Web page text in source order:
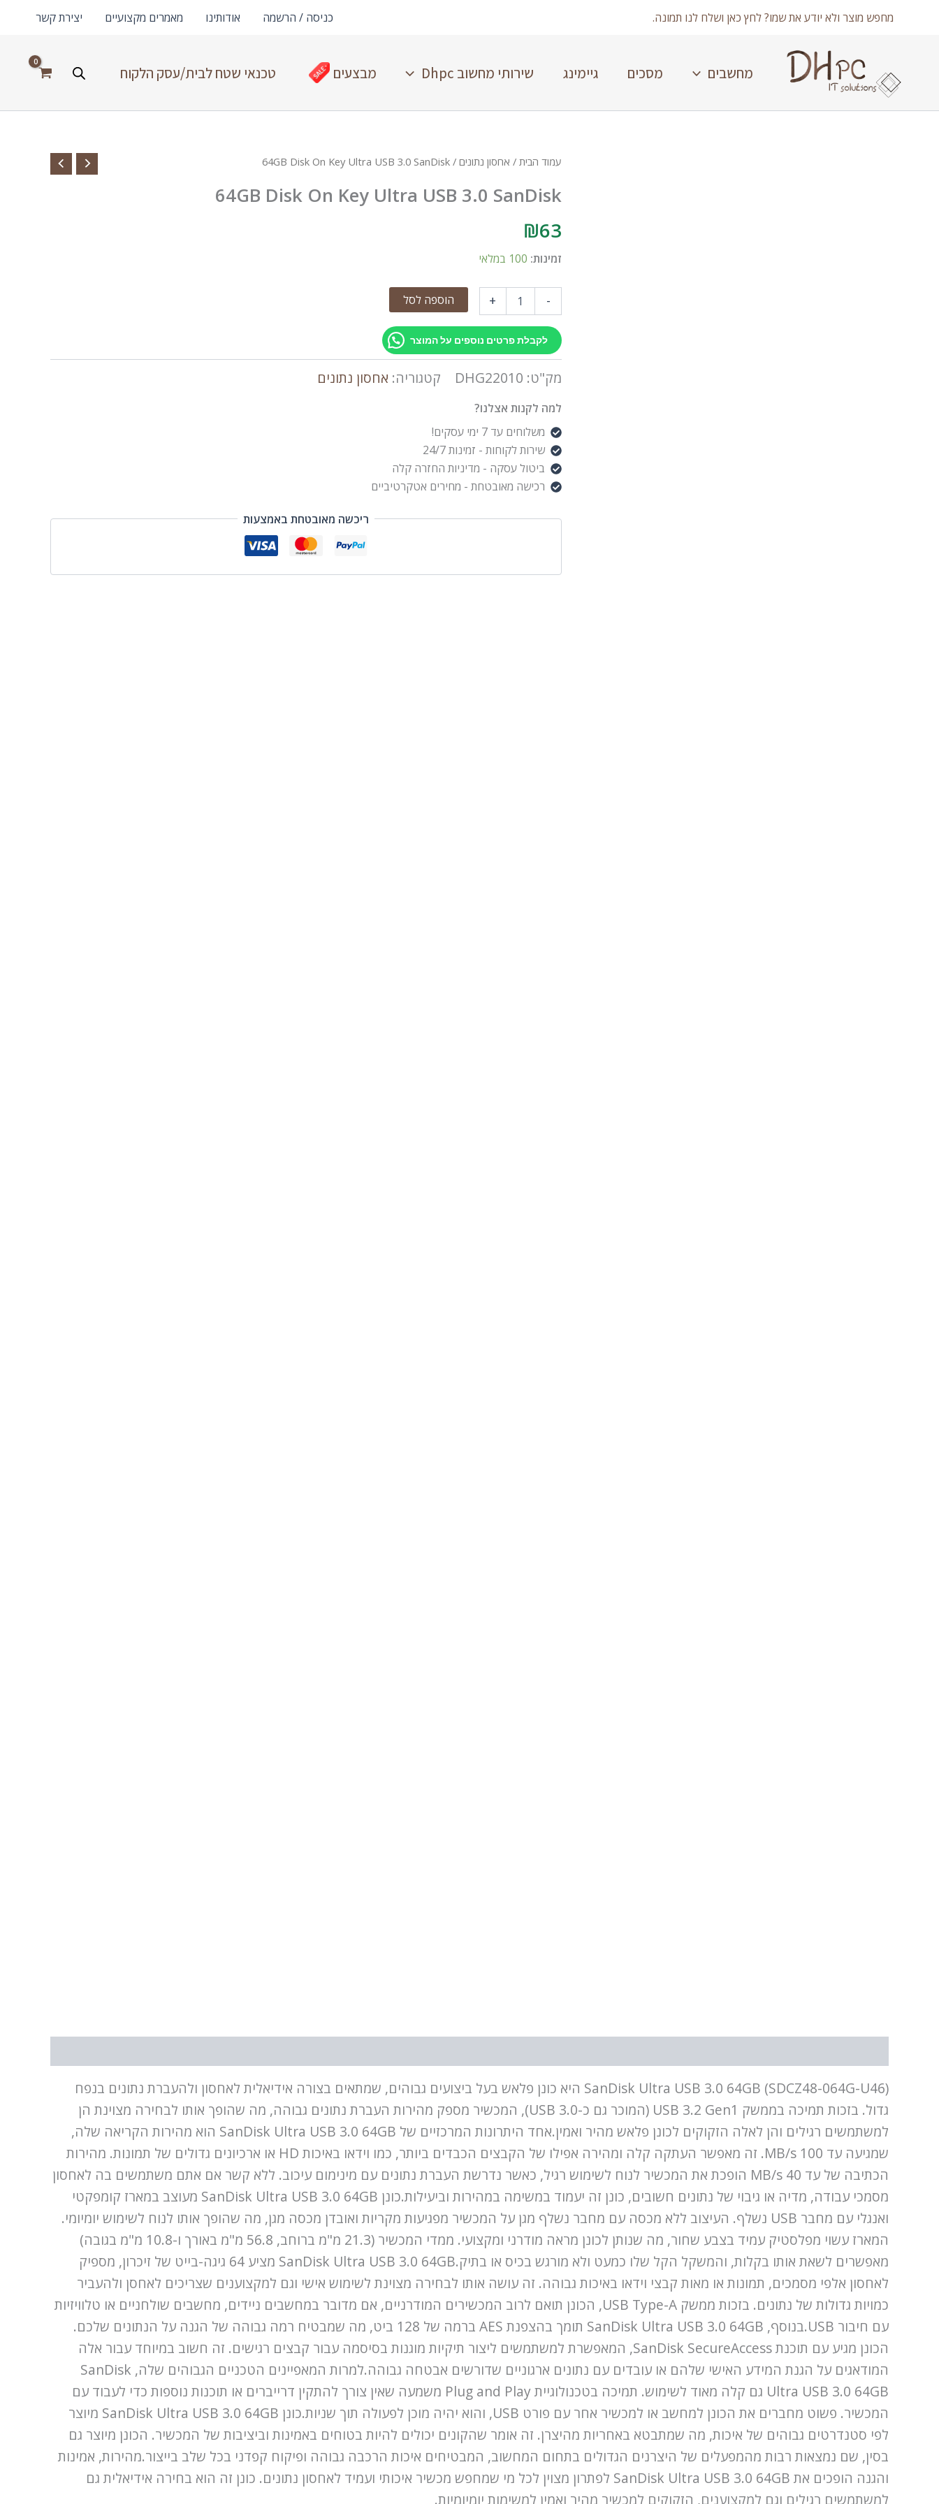
מחפש מוצר ולא יודע את שמו? לחץ כאן ושלח לנו תמונה. כניסה / הרשמה אודותינו מאמרים מקצועיים יצירת קשר
מחשבים מסכים גיימינג שירותי מחשוב Dhpc מבצעים טכנאי שטח לבית/עסק הלקוח
עמוד הבית / אחסון נתונים / 64GB Disk On Key Ultra USB 3.0 SanDisk
64GB Disk On Key Ultra USB 3.0 SanDisk
₪63
זמינות: 100 במלאי
-
+ הוספה לסל
לקבלת פרטים נוספים על המוצר
מק"ט: DHG22010 קטגוריה: אחסון נתונים
למה לקנות אצלנו?
משלוחים עד 7 ימי עסקים!
שירות לקוחות - זמינות 24/7
ביטול עסקה - מדיניות החזרה קלה
רכישה מאובטחת - מחירים אטקרטיביים
ריכשה מאובטחת באמצעות
SanDisk Ultra USB 3.0 64GB (SDCZ48-064G-U46) היא כונן פלאש בעל ביצועים גבוהים, שמתאים בצורה אידיאלית לאחסון ולהעברת נתונים בנפח
גדול. בזכות תמיכה בממשק USB 3.2 Gen1 (המוכר גם כ-USB 3.0), המכשיר מספק מהירות העברת נתונים גבוהה, מה שהופך אותו לבחירה מצוינת הן
למשתמשים רגילים והן לאלה הזקוקים לכונן פלאש מהיר ואמין.אחד היתרונות המרכזיים של SanDisk Ultra USB 3.0 64GB הוא מהירות הקריאה שלה,
שמגיעה עד 100 MB/s. זה מאפשר העתקה קלה ומהירה אפילו של הקבצים הכבדים ביותר, כמו וידאו באיכות HD או ארכיונים גדולים של תמונות. מהירות
הכתיבה של עד 40 MB/s הופכת את המכשיר לנוח לשימוש רגיל, כאשר נדרשת העברת נתונים עם מינימום עיכוב. ללא קשר אם אתם משתמשים בה לאחסון
מסמכי עבודה, מדיה או גיבוי של נתונים חשובים, כונן זה יעמוד במשימה במהירות וביעילות.כונן SanDisk Ultra USB 3.0 64GB מעוצב במארז קומפקטי
ואנגלי עם מחבר USB נשלף. העיצוב ללא מכסה עם מחבר נשלף מגן על המכשיר מפגיעות מקריות ואובדן מכסה מגן, מה שהופך אותו לנוח לשימוש יומיומי.
המארז עשוי מפלסטיק עמיד בצבע שחור, מה שנותן לכונן מראה מודרני ומקצועי. ממדי המכשיר (21.3 מ"מ ברוחב, 56.8 מ"מ באורך ו-10.8 מ"מ בגובה)
מאפשרים לשאת אותו בקלות, והמשקל הקל שלו כמעט ולא מורגש בכיס או בתיק.SanDisk Ultra USB 3.0 64GB מציע 64 גיגה-בייט של זיכרון, מספיק
לאחסון אלפי מסמכים, תמונות או מאות קבצי וידאו באיכות גבוהה. זה עושה אותו לבחירה מצוינת לשימוש אישי וגם למקצוענים שצריכים לאחסן ולהעביר
כמויות גדולות של נתונים. בזכות ממשק USB Type-A, הכונן תואם לרוב המכשירים המודרניים, אם מדובר במחשבים ניידים, מחשבים שולחניים או טלוויזיות
עם חיבור USB.בנוסף, SanDisk Ultra USB 3.0 64GB תומך בהצפנת AES ברמה של 128 ביט, מה שמבטיח רמה גבוהה של הגנה על הנתונים שלכם.
הכונן מגיע עם תוכנת SanDisk SecureAccess, המאפשרת למשתמשים ליצור תיקיות מוגנות בסיסמה עבור קבצים רגישים. זה חשוב במיוחד עבור אלה
המודאגים על הגנת המידע האישי שלהם או עובדים עם נתונים ארגוניים שדורשים אבטחה גבוהה.למרות המאפיינים הטכניים הגבוהים שלה, SanDisk
Ultra USB 3.0 64GB גם קלה מאוד לשימוש. תמיכה בטכנולוגיית Plug and Play משמעה שאין צורך להתקין דרייברים או תוכנות נוספות כדי לעבוד עם
המכשיר. פשוט מחברים את הכונן למחשב או למכשיר אחר עם פורט USB, והוא יהיה מוכן לפעולה תוך שניות.כונן SanDisk Ultra USB 3.0 64GB מיוצר
לפי סטנדרטים גבוהים של איכות, מה שמתבטא באחריות מהיצרן. זה אומר שהקונים יכולים להיות בטוחים באמינות וביציבות של המכשיר. הכונן מיוצר גם
בסין, שם נמצאות רבות מהמפעלים של היצרנים הגדולים בתחום המחשוב, המבטיחים איכות הרכבה גבוהה ופיקוח קפדני בכל שלב בייצור.מהירות, אמינות
והגנה הופכים את SanDisk Ultra USB 3.0 64GB לפתרון מצוין לכל מי שמחפש מכשיר איכותי ועמיד לאחסון נתונים. כונן זה הוא בחירה אידיאלית גם
למשתמשים רגילים וגם למקצוענים, הזקוקים למכשיר מהיר ואמין למשימות יומיומיות.